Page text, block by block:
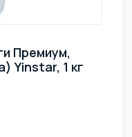
Премиум,
Yinstar, 1 кг